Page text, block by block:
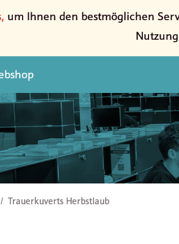
um Ihnen den bestmöglichen
Trauerkuverts Herbstlaub